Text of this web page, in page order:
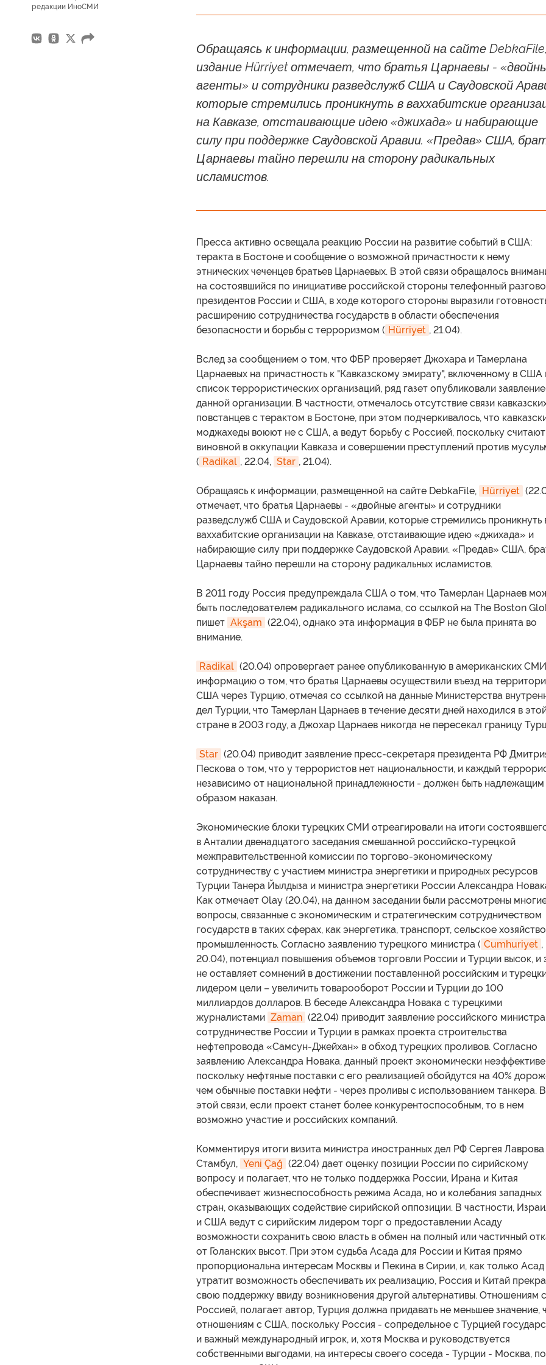
редакции ИноСМИ
Обращаясь к информации, размещенной на сайте DebkaFile,
издание Hürriyet отмечает, что братья Царнаевы -
агенты» и сотрудники разведслужб США и Саудовской
которые стремились проникнуть в ваххабитские
на Кавказе, отстаивающие идею «джихада» и набирающие
силу при поддержке Саудовской Аравии. «Предав» США,
Царнаевы тайно перешли на сторону радикальных
исламистов.
Пресса активно освещала реакцию России на развитие событий в США:
теракта в Бостоне и сообщение о возможной причастности к нему
этнических чеченцев братьев Царнаевых. В этой связи обращалось
на состоявшийся по инициативе российской стороны телефонный
президентов России и США, в ходе которого стороны выразили
расширению сотрудничества государств в области обеспечения
безопасности и борьбы с терроризмом ( Hürriyet , 21.04).
Вслед за сообщением о том, что ФБР проверяет Джохара и Тамерлана
Царнаевых на причастность к "Кавказскому эмирату", включенному в США
список террористических организаций, ряд газет опубликовали заявление
данной организации. В частности, отмечалось отсутствие связи
повстанцев с терактом в Бостоне, при этом подчеркивалось, что
моджахеды воюют не с США, а ведут борьбу с Россией, поскольку
виновной в оккупации Кавказа и совершении преступлений против
( Radikal , 22.04, Star , 21.04).
Обращаясь к информации, размещенной на сайте DebkaFile, Hürriyet
отмечает, что братья Царнаевы - «двойные агенты» и сотрудники
разведслужб США и Саудовской Аравии, которые стремились проникнуть
ваххабитские организации на Кавказе, отстаивающие идею «джихада» и
набирающие силу при поддержке Саудовской Аравии. «Предав» США,
Царнаевы тайно перешли на сторону радикальных исламистов.
В 2011 году Россия предупреждала США о том, что Тамерлан Царнаев
быть последователем радикального ислама, со ссылкой на The Boston
пишет Akşam (22.04), однако эта информация в ФБР не была принята во
внимание.
Radikal (20.04) опровергает ранее опубликованную в американских СМИ
информацию о том, что братья Царнаевы осуществили въезд на
США через Турцию, отмечая со ссылкой на данные Министерства
дел Турции, что Тамерлан Царнаев в течение десяти дней находился в
стране в 2003 году, а Джохар Царнаев никогда не пересекал границу
Star (20.04) приводит заявление пресс-секретаря президента РФ
Пескова о том, что у террористов нет национальности, и каждый
независимо от национальной принадлежности - должен быть надлежащим
образом наказан.
Экономические блоки турецких СМИ отреагировали на итоги
в Анталии двенадцатого заседания смешанной российско-турецкой
межправительственной комиссии по торгово-экономическому
сотрудничеству с участием министра энергетики и природных ресурсов
Турции Танера Йылдыза и министра энергетики России Александра
Как отмечает Olay (20.04), на данном заседании были рассмотрены
вопросы, связанные с экономическим и стратегическим сотрудничеством
государств в таких сферах, как энергетика, транспорт, сельское
промышленность. Согласно заявлению турецкого министра ( Cumhuriyet ,
20.04), потенциал повышения объемов торговли России и Турции высок, и
не оставляет сомнений в достижении поставленной российским и
лидером цели – увеличить товарооборот России и Турции до 100
миллиардов долларов. В беседе Александра Новака с турецкими
журналистами Zaman (22.04) приводит заявление российского
сотрудничестве России и Турции в рамках проекта строительства
нефтепровода «Самсун-Джейхан» в обход турецких проливов. Согласно
заявлению Александра Новака, данный проект экономически
поскольку нефтяные поставки с его реализацией обойдутся на 40%
чем обычные поставки нефти - через проливы с использованием танкера. В
этой связи, если проект станет более конкурентоспособным, то в нем
возможно участие и российских компаний.
Комментируя итоги визита министра иностранных дел РФ Сергея Лаврова
Стамбул, Yeni Çağ (22.04) дает оценку позиции России по сирийскому
вопросу и полагает, что не только поддержка России, Ирана и Китая
обеспечивает жизнеспособность режима Асада, но и колебания западных
стран, оказывающих содействие сирийской оппозиции. В частности,
и США ведут с сирийским лидером торг о предоставлении Асаду
возможности сохранить свою власть в обмен на полный или частичный
от Голанских высот. При этом судьба Асада для России и Китая прямо
пропорциональна интересам Москвы и Пекина в Сирии, и, как только Асад
утратит возможность обеспечивать их реализацию, Россия и Китай
свою поддержку ввиду возникновения другой альтернативы. Отношениям с
Россией, полагает автор, Турция должна придавать не меньшее значение,
отношениям с США, поскольку Россия - сопредельное с Турцией
и важный международный игрок, и, хотя Москва и руководствуется
собственными выгодами, на интересы своего соседа - Турции - Москва, по